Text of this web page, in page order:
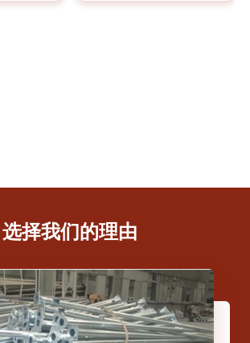
选择我们的理由